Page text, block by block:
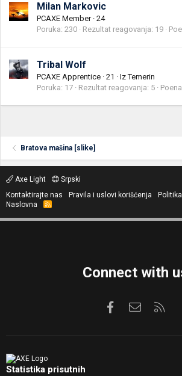
Milan Markovic
PCAXE Member · 24
Poruka 230 Rezultat reagovanja 19
Tribal Wolf
PCAXE Apprentice · 21 · IzTemerin
Poruka 17 Rezultat reagovanja 5 Poena
Bratova mašina [slike]
Axe Light
Srpski
Kontaktirajte nas
Pravila i uslovi korišćenja
Naslovna
R
S
Connect with
Facebook
Statistika prisutnih